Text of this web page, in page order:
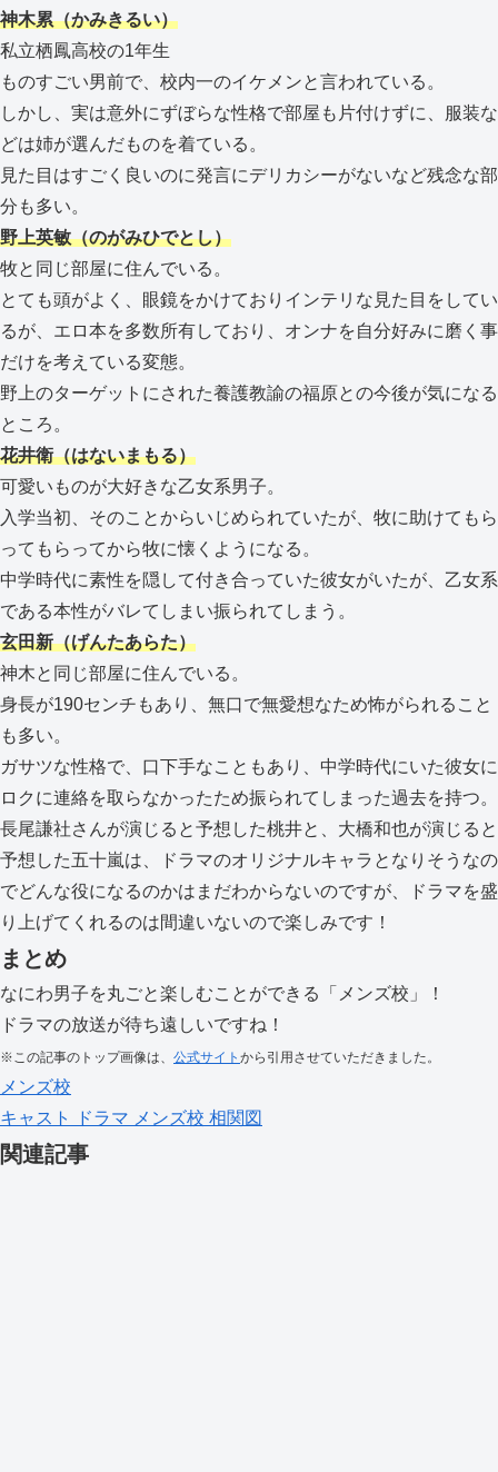
神木累（かみきるい）
私立栖鳳高校の1年生
ものすごい男前で、校内一のイケメンと言われている。
しかし、実は意外にずぼらな性格で部屋も片付けずに、服装な
どは姉が選んだものを着ている。
見た目はすごく良いのに発言にデリカシーがないなど残念な部
分も多い。
野上英敏（のがみひでとし）
牧と同じ部屋に住んでいる。
とても頭がよく、眼鏡をかけておりインテリな見た目をしてい
るが、エロ本を多数所有しており、オンナを自分好みに磨く事
だけを考えている変態。
野上のターゲットにされた養護教諭の福原との今後が気になる
ところ。
花井衛（はないまもる）
可愛いものが大好きな乙女系男子。
入学当初、そのことからいじめられていたが、牧に助けてもら
ってもらってから牧に懐くようになる。
中学時代に素性を隠して付き合っていた彼女がいたが、乙女系
である本性がバレてしまい振られてしまう。
玄田新（げんたあらた）
神木と同じ部屋に住んでいる。
身長が190センチもあり、無口で無愛想なため怖がられること
も多い。
ガサツな性格で、口下手なこともあり、中学時代にいた彼女に
ロクに連絡を取らなかったため振られてしまった過去を持つ。
長尾謙社さんが演じると予想した桃井と、大橋和也が演じると
予想した五十嵐は、ドラマのオリジナルキャラとなりそうなの
でどんな役になるのかはまだわからないのですが、ドラマを盛
り上げてくれるのは間違いないので楽しみです！
まとめ
なにわ男子を丸ごと楽しむことができる「メンズ校」！
ドラマの放送が待ち遠しいですね！
※この記事のトップ画像は、 公式サイト から引用させていただきました。
メンズ校
キャスト
ドラマ メンズ校 相関図
関連記事